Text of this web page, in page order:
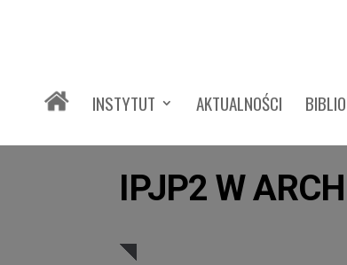
INSTYTUT AKTUALNOŚCI
IPJP2 W